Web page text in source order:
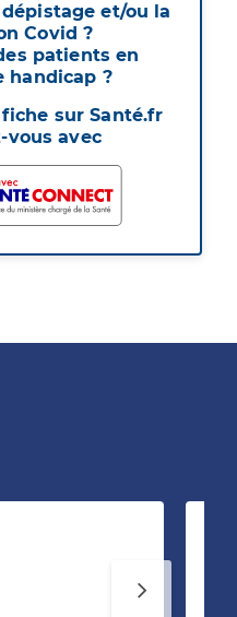
et/ou la
Covid ?
patients en
handicap ?
sur Santé.fr
vous avec